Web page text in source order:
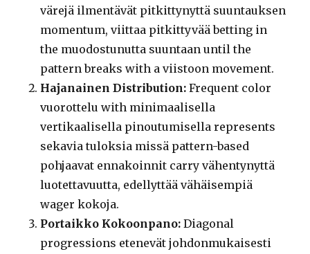
värejä ilmentävät pitkittynyttä suuntauksen
momentum, viittaa pitkittyvää betting in
the muodostunutta suuntaan until the
pattern breaks with a viistoon movement.
Hajanainen Distribution: Frequent color
vuorottelu with minimaalisella
vertikaalisella pinoutumisella represents
sekavia tuloksia missä pattern-based
pohjaavat ennakoinnit carry vähentynyttä
luotettavuutta, edellyttää vähäisempiä
wager kokoja.
Portaikko Kokoonpano: Diagonal
progressions etenevät johdonmukaisesti